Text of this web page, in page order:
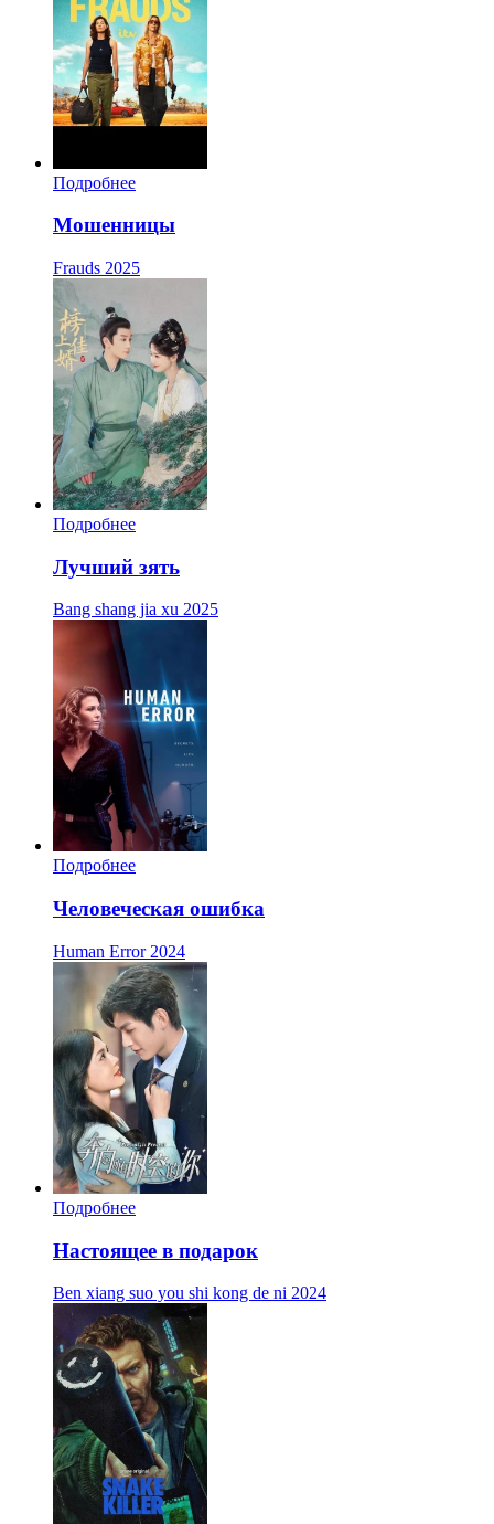
Подробнее
Мошенницы
Frauds 2025
Подробнее
Лучший зять
Bang shang jia xu 2025
Подробнее
Человеческая ошибка
Human Error 2024
Подробнее
Настоящее в подарок
Ben xiang suo you shi kong de ni 2024